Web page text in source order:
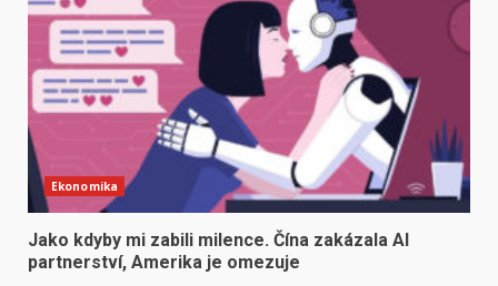
Ekonomika
Jako kdyby mi zabili milence. Čína zakázala AI
partnerství, Amerika je omezuje